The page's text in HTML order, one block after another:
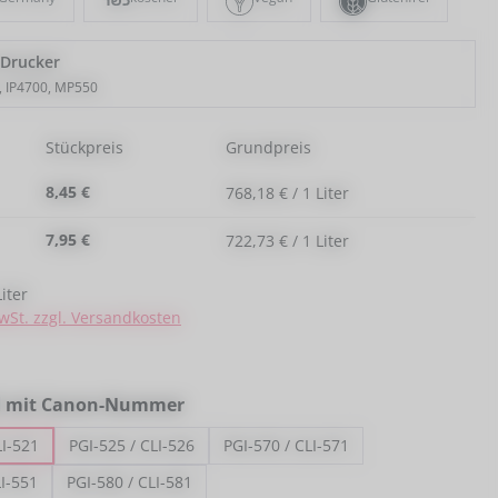
IP4700, MP550
Stückpreis Grundpreis
8,45 € 768,18 € / 1 Liter
7,95 € 722,73 € / 1 Liter
zzgl. Versandkosten
mit Canon-Nummerauswählen
521 PGI-525 / CLI-526
PGI-570 / CLI-571
551
PGI-580 / CLI-581